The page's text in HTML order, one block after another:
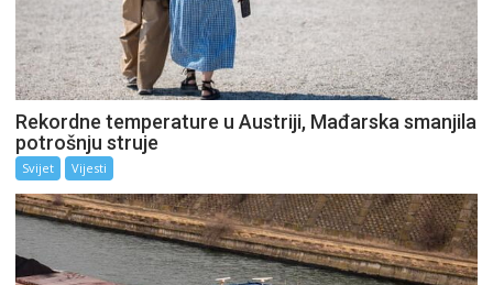
Rekordne temperature u Austriji, Mađarska smanjila
potrošnju struje
Svijet Vijesti